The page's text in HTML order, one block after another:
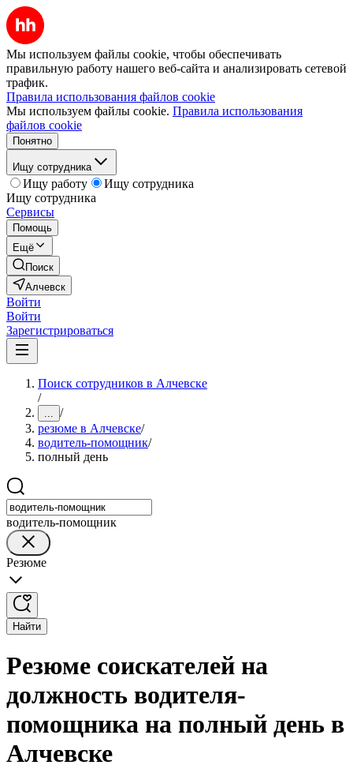
Мы используем файлы cookie, чтобы обеспечивать
правильную работу нашего веб-сайта и анализировать сетевой
трафик.
Правила использования файлов cookie
Мы используем файлы cookie. Правила использования
файлов cookie
Понятно
Ищу сотрудника
Ищу работу
Ищу сотрудника
Ищу сотрудника
Сервисы
Помощь
Ещё
Поиск
Алчевск
Войти
Войти
Зарегистрироваться
Поиск сотрудников в Алчевске
/
... /
резюме в Алчевске/
водитель-помощник/
полный день
водитель-помощник
Резюме
Найти
Резюме соискателей на
должность водителя-
помощника на полный день в
Алчевске